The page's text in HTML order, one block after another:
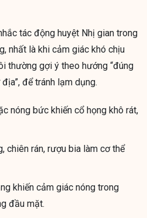
tác động huyệt Nhị gian trong
nhất là khi cảm giác khó chịu
thường gợi ý theo hướng “đúng
để tránh lạm dụng.
nóng bức khiến cổ họng khô rát,
chiên rán, rượu bia làm cơ thể
khiến cảm giác nóng trong
đầu mặt.